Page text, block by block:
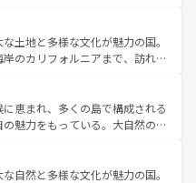
。、スイスならではのユニークな
光だけでなく町歩きも満喫する
が高いため物価も高いが、旅行
むこともできる。 なお、新
ンツ一覧 を参照してほしい。
土地と多様な文化が魅力の国。
のカリフォルニアまで、訪れる
、ショッピング、エンターテイ
なスポットだ。一方、アメリカ
グランドキャニオンやイエロー
、音楽と美食が融合した独特の
リカの各地域で異なる魅力を楽
恵まれ、多くの島で構成される
魅力をもっている。大自然の神
、定番の観光地といえばオアフ
るならマウイ島やカウアイ島が
自然と多様な文化が魅力の国。